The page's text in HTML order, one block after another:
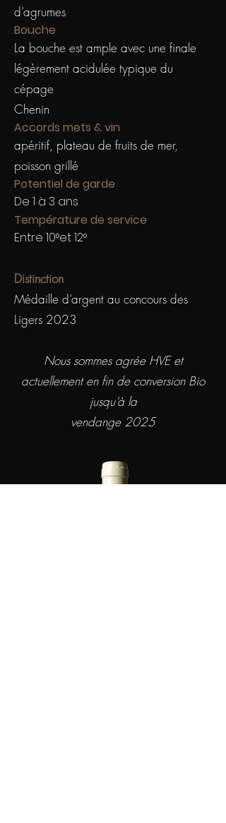
d’agrumes
Bouche
La bouche est ample avec une finale
légèrement acidulée typique du
cépage
Chenin
Accords mets & vin
apéritif, plateau de fruits de mer,
poisson grillé
Potentiel de garde
De 1 à 3 ans
Température de service
Entre 10°et 12°
Distinction
Médaille d’argent au concours des
Ligers 2023
Nous sommes agrée HVE et
actuellement en fin de conversion Bio
jusqu’à la
vendange 2025